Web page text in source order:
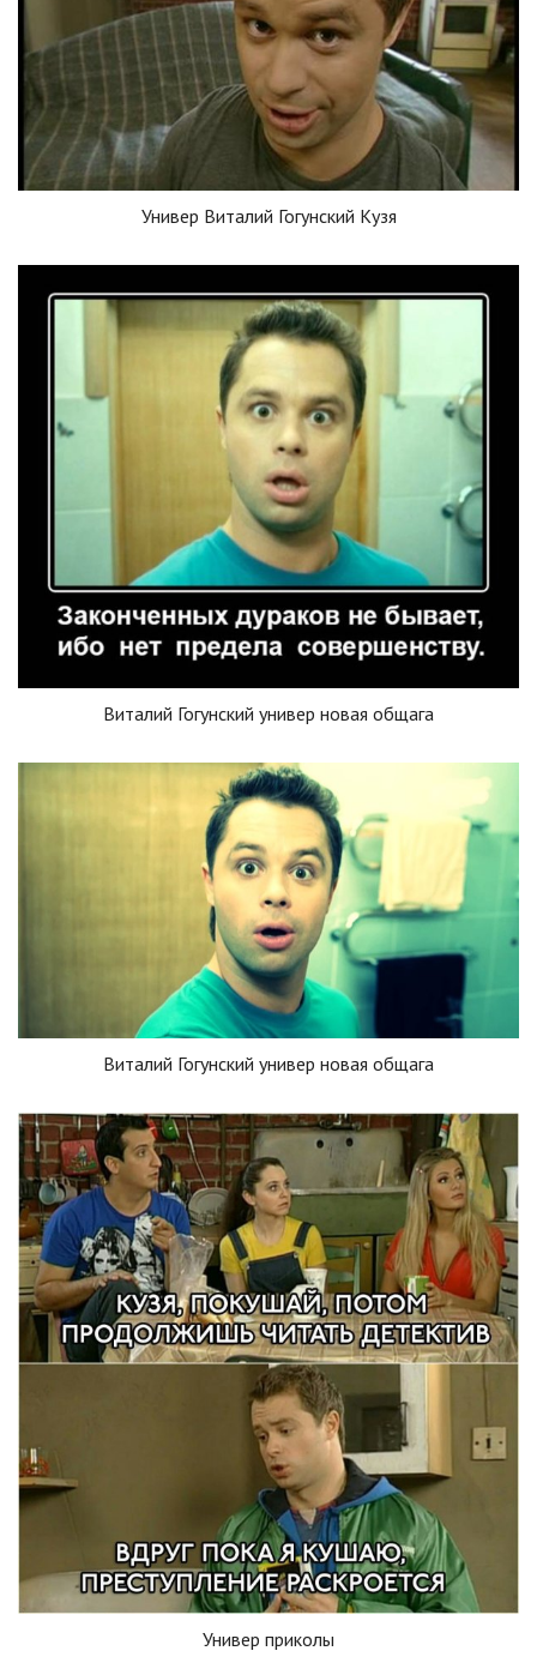
Универ Виталий Гогунский Кузя
Виталий Гогунский универ новая общага
Виталий Гогунский универ новая общага
Универ приколы